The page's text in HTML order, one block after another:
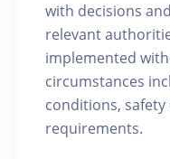
with decisions
relevant
implemented
circumstances
conditions,
requirements.